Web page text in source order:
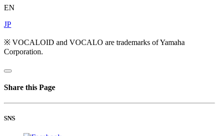
EN
JP
※ VOCALOID and VOCALO are trademarks of Yamaha
Corporation.
Share this Page
SNS